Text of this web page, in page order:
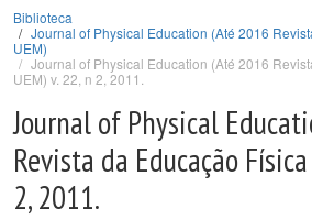
Biblioteca
Journal of Physical Education (Até 2016
UEM)
Journal of Physical Education (Até 2016
UEM) v. 22, n 2, 2011.
Journal of Physical
Revista da Educação
2, 2011.